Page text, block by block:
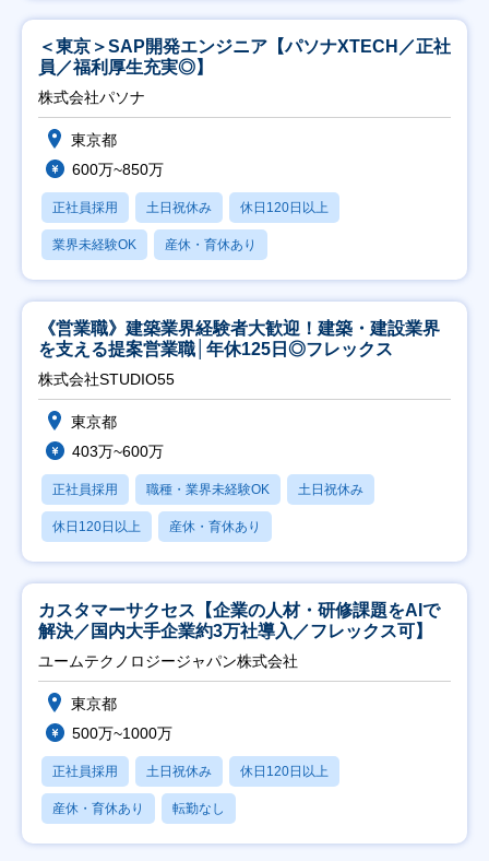
＜東京＞SAP開発エンジニア【パソナXTECH／正社
員／福利厚生充実◎】
株式会社パソナ
東京都
600万~850万
正社員採用 土日祝休み 休日120日以上
業界未経験OK 産休・育休あり
《営業職》建築業界経験者大歓迎！建築・建設業界
を支える提案営業職│年休125日◎フレックス
株式会社STUDIO55
東京都
403万~600万
正社員採用 職種・業界未経験OK 土日祝休み
休日120日以上 産休・育休あり
カスタマーサクセス【企業の人材・研修課題をAIで
解決／国内大手企業約3万社導入／フレックス可】
ユームテクノロジージャパン株式会社
東京都
500万~1000万
正社員採用 土日祝休み 休日120日以上
産休・育休あり 転勤なし